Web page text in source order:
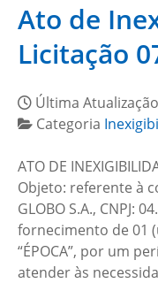
Ato de
Licitação
Última
Categoria
ATO DE
Objeto: referente à
GLOBO S.A., CNPJ:
fornecimento de 01
“ÉPOCA”, por um
atender às